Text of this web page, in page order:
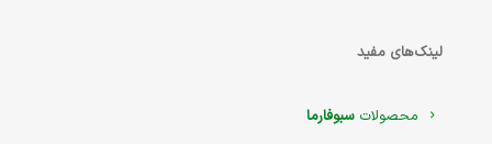
لینک‌های مفید
محصولاتسبوفارما